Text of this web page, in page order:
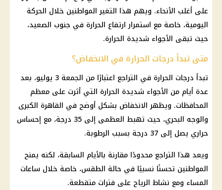
على أغلب الأنحاء. ويهم هذا التغير المواطنين خلال الحركة
اليومية، خاصة مع استمرار ارتفاع الحرارة في جنوب الصعيد،
حيث تبقى الأجواء شديدة الحرارة.
متى تبدأ درجات الحرارة في الانخفاض؟
تبدأ درجات الحرارة
في التراجع اعتبارًا من الجمعة 3 يوليو، بعد
عدة أيام من الأجواء شديدة الحرارة التي أثرت على معظم
المحافظات. ويظهر الانخفاض بشكل أوضح في القاهرة الكبرى
والوجه البحري، حيث تهبط العظمى إلى 35 درجة، مع إحساس
حراري يصل إلى 37 درجة بسبب
الرطوبة.
ويعد هذا التراجع محدودًا مقارنة بالأيام السابقة، لكنه يمنح
المواطنين تحسنًا نسبيًا في حالة الطقس، خاصة خلال ساعات
المساء ومع نشاط الرياح على فترات متقطعة.